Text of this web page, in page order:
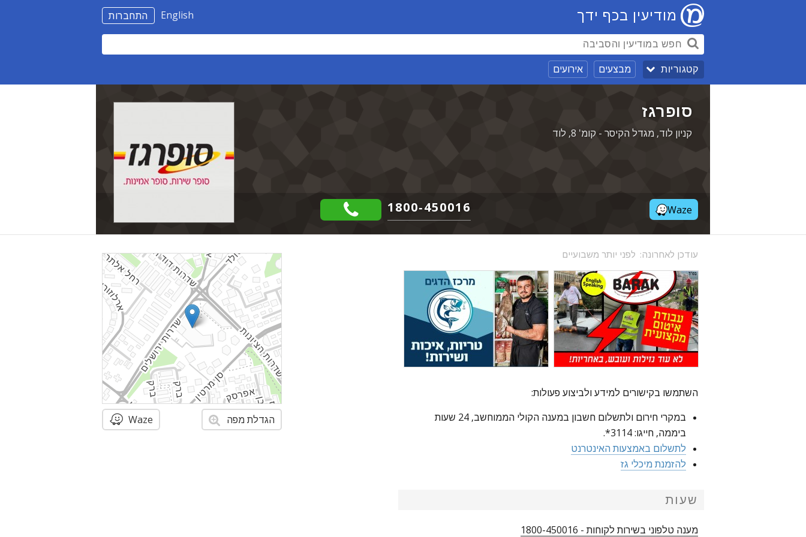
התחברות English מודיעין בכף ידך
קטגוריות מבצעים אירועים
סופרגז
קניון לוד, מגדל הקיסר - קומ' 8, לוד
Waze
1800-450016
הגדלת מפה Waze
עודכן לאחרונה: לפני יותר משבועיים
השתמשו בקישורים למידע ולביצוע פעולות:
במקרי חירום ולתשלום חשבון במענה הקולי הממוחשב, 24 שעות
ביממה, חייגו: 3114*.
לתשלום באמצעות האינטרנט
להזמנת מיכלי גז
שעות
מענה טלפוני בשירות לקוחות - 1800-450016